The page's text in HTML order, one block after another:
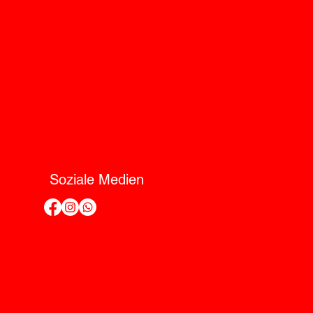
Soziale Medien